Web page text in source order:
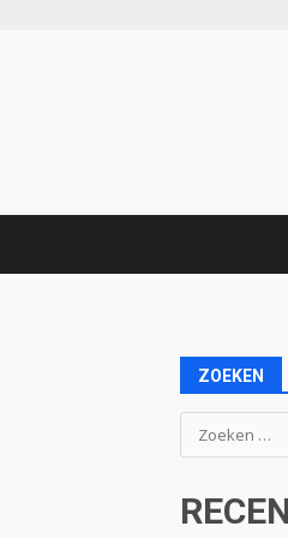
ZOEKEN
Zoeken
naar: